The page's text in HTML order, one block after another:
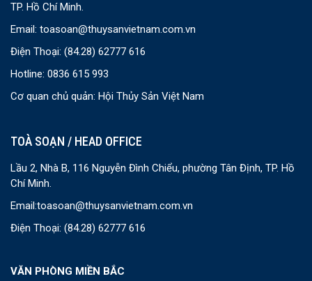
TP. Hồ Chí Minh.
Email: toasoan@thuysanvietnam.com.vn
Điện Thoại: (84.28) 62777 616
Hotline: 0836 615 993
Cơ quan chủ quản: Hội Thủy Sản Việt Nam
TOÀ SOẠN / HEAD OFFICE
Lầu 2, Nhà B, 116 Nguyễn Đình Chiểu, phường Tân Định, TP. Hồ
Chí Minh.
Email:toasoan@thuysanvietnam.com.vn
Điện Thoại: (84.28) 62777 616
VĂN PHÒNG MIỀN BẮC